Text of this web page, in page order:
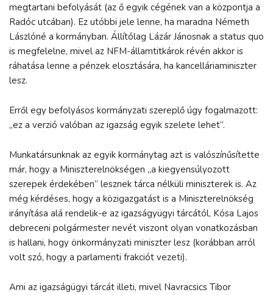
megtartani befolyását (az ő egyik cégének van a központja a
Radóc utcában). Ez utóbbi jele lenne, ha maradna Németh
Lászlóné a kormányban. Állítólag Lázár Jánosnak a status quo
is megfelelne, mivel az NFM-államtitkárok révén akkor is
ráhatása lenne a pénzek elosztására, ha kancelláriaminiszter
lesz.
Erről egy befolyásos kormányzati szereplő úgy fogalmazott:
„ez a verzió valóban az igazság egyik szelete lehet”.
Munkatársunknak az egyik kormánytag azt is valószínűsítette
már, hogy a Miniszterelnökségen „a kiegyensúlyozott
szerepek érdekében” lesznek tárca nélküli miniszterek is. Az
még kérdéses, hogy a közigazgatást is a Miniszterelnökség
irányítása alá rendelik-e az igazságyügyi tárcától, Kósa Lajos
debreceni polgármester nevét viszont olyan vonatkozásban
is hallani, hogy önkormányzati miniszter lesz (korábban arról
volt szó, hogy a parlamenti frakciót vezeti).
Ami az igazságügyi tárcát illeti, mivel Navracsics Tibor